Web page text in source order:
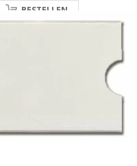
BESTELLEN